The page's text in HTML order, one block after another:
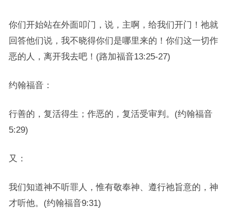
你们开始站在外面叩门，说，主啊，给我们开门！祂就
回答他们说，我不晓得你们是哪里来的！你们这一切作
恶的人，离开我去吧！(路加福音13:25-27)
约翰福音：
行善的，复活得生；作恶的，复活受审判。(约翰福音
5:29)
又：
我们知道神不听罪人，惟有敬奉神、遵行祂旨意的，神
才听他。(约翰福音9:31)